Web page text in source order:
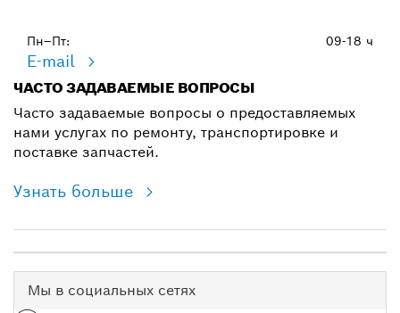
Пн–Пт: 09-18 ч
E-mail
ЧАСТО ЗАДАВАЕМЫЕ ВОПРОСЫ
Часто задаваемые вопросы о предоставляемых
нами услугах по ремонту, транспортировке и
поставке запчастей.
Узнать больше
Мы в социальных сетях